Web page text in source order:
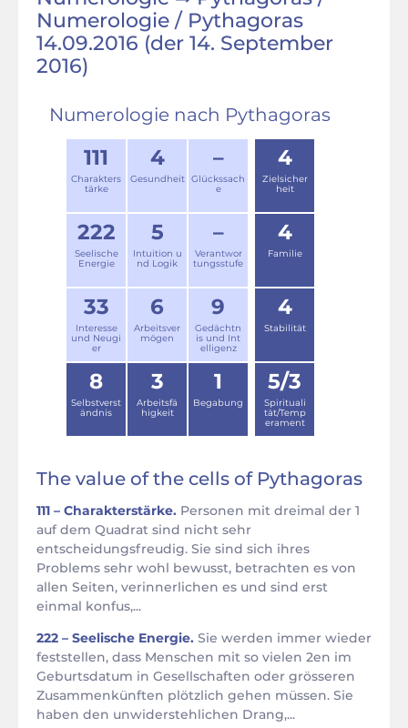
Numerologie / Pythagoras
14.09.2016 (der 14. September
2016)
Numerologie nach Pythagoras
111
Charakters
tärke
4
Gesundheit
–
Glückssach
e
222
Seelische
Energie
5
Intuition u
nd Logik
–
Verantwor
tungsstufe
33
Interesse
und Neugi
er
6
Arbeitsver
mögen
9
Gedächtn
is und Int
elligenz
4
Zielsicher
heit
4
Familie
4
Stabilität
8
Selbstverst
ändnis
3
Arbeitsfä
higkeit
1
Begabung
5/3
Spirituali
tät/Temp
erament
The value of the cells of Pythagoras
111 – Charakterstärke. Personen mit dreimal der 1
auf dem Quadrat sind nicht sehr
entscheidungsfreudig. Sie sind sich ihres
Problems sehr wohl bewusst, betrachten es von
allen Seiten, verinnerlichen es und sind erst
einmal konfus,...
222 – Seelische Energie. Sie werden immer wieder
feststellen, dass Menschen mit so vielen 2en im
Geburtsdatum in Gesellschaften oder grösseren
Zusammenkünften plötzlich gehen müssen. Sie
haben den unwiderstehlichen Drang,...